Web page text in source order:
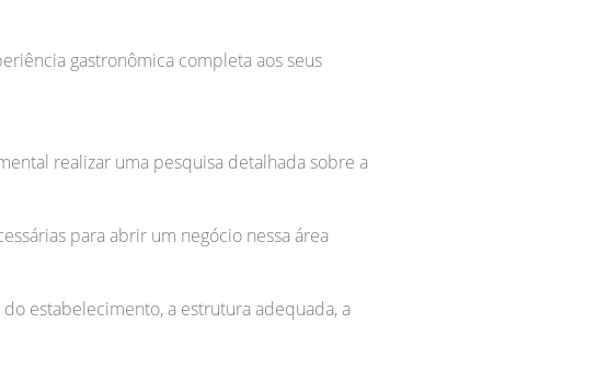
gastronômica completa aos seus
realizar uma pesquisa detalhada sobre a
para abrir um negócio nessa área
estabelecimento, a estrutura adequada, a